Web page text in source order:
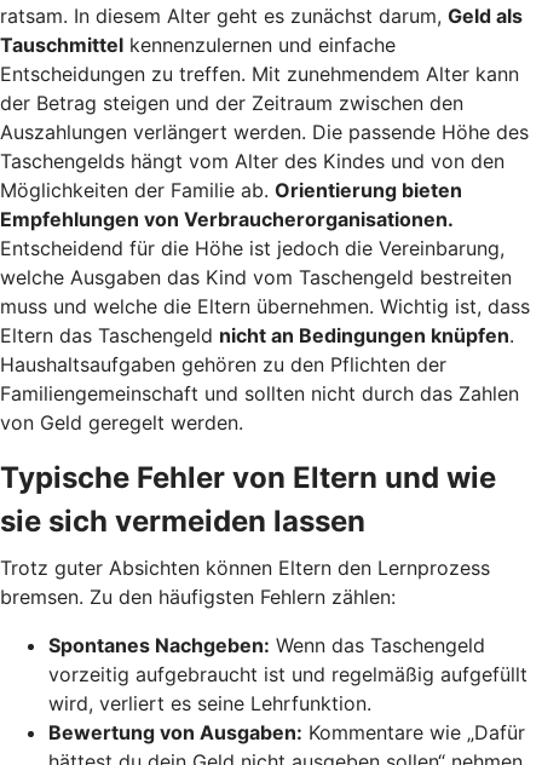
ratsam. In diesem Alter geht es zunächst darum, Geld als
Tauschmittel kennenzulernen und einfache
Entscheidungen zu treffen. Mit zunehmendem Alter kann
der Betrag steigen und der Zeitraum zwischen den
Auszahlungen verlängert werden. Die passende Höhe des
Taschengelds hängt vom Alter des Kindes und von den
Möglichkeiten der Familie ab. Orientierung bieten
Empfehlungen von Verbraucherorganisationen.
Entscheidend für die Höhe ist jedoch die Vereinbarung,
welche Ausgaben das Kind vom Taschengeld bestreiten
muss und welche die Eltern übernehmen. Wichtig ist, dass
Eltern das Taschengeld nicht an Bedingungen knüpfen.
Haushaltsaufgaben gehören zu den Pflichten der
Familiengemeinschaft und sollten nicht durch das Zahlen
von Geld geregelt werden.
Typische Fehler von Eltern und wie
sie sich vermeiden lassen
Trotz guter Absichten können Eltern den Lernprozess
bremsen. Zu den häufigsten Fehlern zählen:
Spontanes Nachgeben: Wenn das Taschengeld
vorzeitig aufgebraucht ist und regelmäßig aufgefüllt
wird, verliert es seine Lehrfunktion.
Bewertung von Ausgaben: Kommentare wie „Dafür